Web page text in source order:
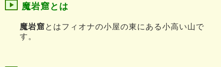
魔岩窟とは
魔岩窟とはフィオナの小屋の東にある小高い山で
す。